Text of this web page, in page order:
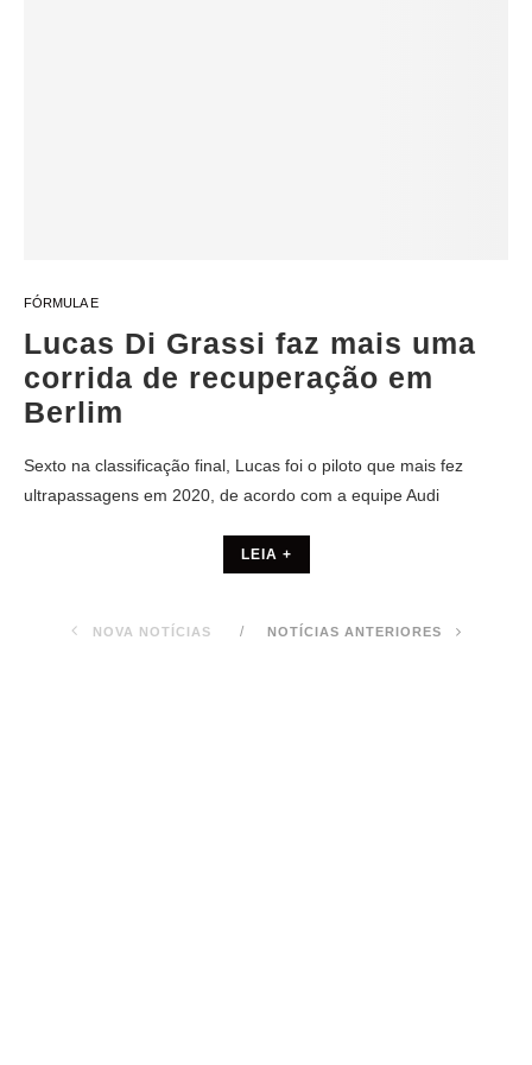
FÓRMULA E
Lucas Di Grassi faz mais uma
corrida de recuperação em
Berlim
Sexto na classificação final, Lucas foi o piloto que mais fez
ultrapassagens em 2020, de acordo com a equipe Audi
LEIA +
NOVA NOTÍCIAS NOTÍCIAS ANTERIORES